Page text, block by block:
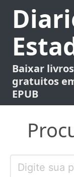
Baixar
gratuitos
EPUB